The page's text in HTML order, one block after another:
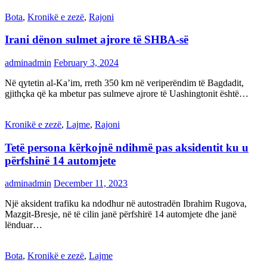
Bota, Kronikë e zezë, Rajoni
Irani dënon sulmet ajrore të SHBA-së
adminadmin February 3, 2024
Në qytetin al-Ka’im, rreth 350 km në veriperëndim të Bagdadit,
gjithçka që ka mbetur pas sulmeve ajrore të Uashingtonit është…
Kronikë e zezë, Lajme, Rajoni
Tetë persona kërkojnë ndihmë pas aksidentit ku u
përfshinë 14 automjete
adminadmin December 11, 2023
Një aksident trafiku ka ndodhur në autostradën Ibrahim Rugova,
Mazgit-Bresje, në të cilin janë përfshirë 14 automjete dhe janë
lënduar…
Bota, Kronikë e zezë, Lajme